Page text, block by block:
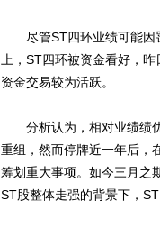
尽管ST四环业绩可能因
上，ST四环被资金看好，
资金交易较为活跃。
分析认为，相对业绩绩优
重组，然而停牌近一年后，
筹划重大事项。如今三月之
ST股整体走强的背景下，